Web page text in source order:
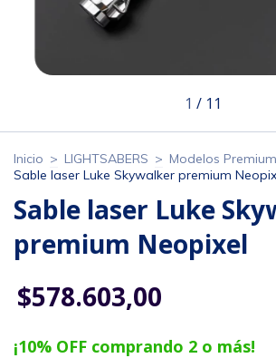
1 / 11
Inicio > LIGHTSABERS > Modelos Premium
Sable laser Luke Skywalker premium
Sable laser Luke
premium Neopixel
$578.603,00
¡10% OFF comprando 2 o más!